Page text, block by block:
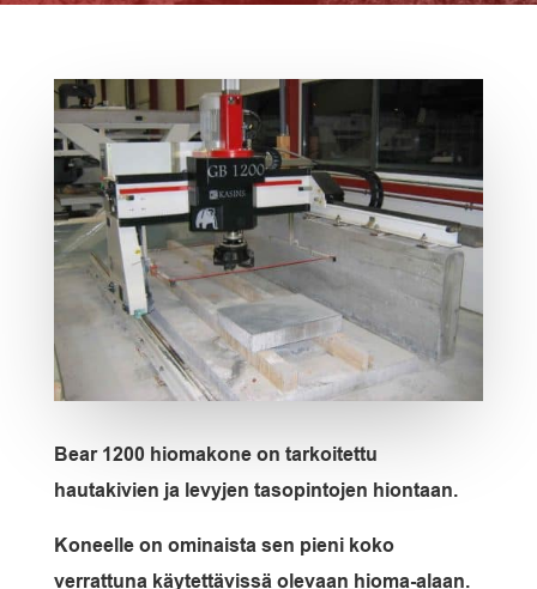
Bear 1200 hiomakone on tarkoitettu
hautakivien ja levyjen tasopintojen hiontaan.
Koneelle on ominaista sen pieni koko
verrattuna käytettävissä olevaan hioma-alaan.